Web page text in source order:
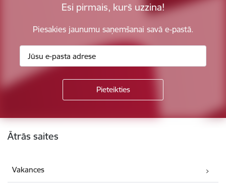
Esi pirmais, kurš uzzina!
Piesakies jaunumu saņemšanai savā e-pastā.
Kājene
Ātrās saites
Vakances